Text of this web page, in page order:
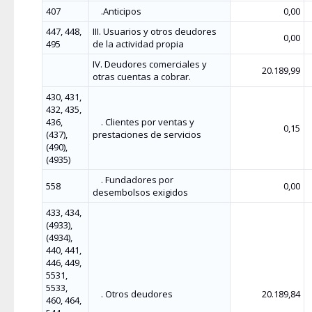
407 .Anticipos
0,00
447, 448,
495
III. Usuarios y otros deudores
de la actividad propia
0,00
IV. Deudores comerciales y
otras cuentas a cobrar.
20.189,99
430, 431,
432, 435,
436,
(437),
(490),
(4935)
. Clientes por ventas y
prestaciones de servicios
0,15
558
. Fundadores por
desembolsos exigidos
0,00
433, 434,
(4933),
(4934),
440, 441,
446, 449,
5531,
5533,
460, 464,
. Otros deudores 20.189,84